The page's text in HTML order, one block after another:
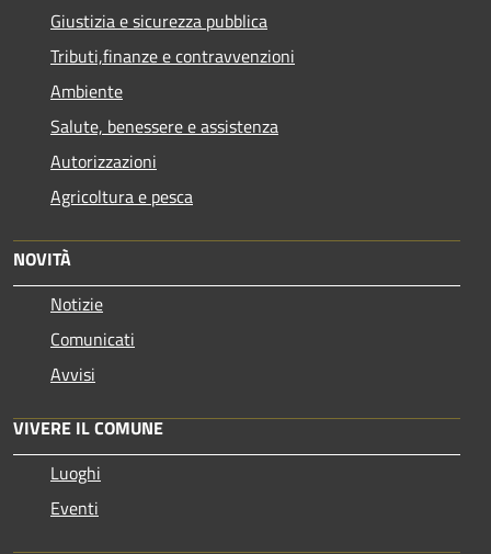
Giustizia e sicurezza pubblica
Tributi,finanze e contravvenzioni
Ambiente
Salute, benessere e assistenza
Autorizzazioni
Agricoltura e pesca
NOVITÀ
Notizie
Comunicati
Avvisi
VIVERE IL COMUNE
Luoghi
Eventi